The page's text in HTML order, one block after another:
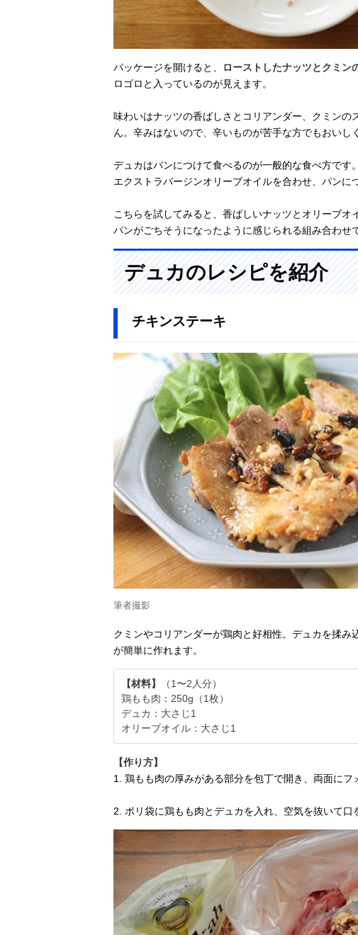
パッケージを開けると、 ローストしたナッツとクミン
ロゴロと入っているのが見えます。
味わいはナッツの香ばしさとコリアンダー、クミン
ん。辛みはないので、辛いものが苦手な方でもおいし
デュカはパンにつけて食べるのが一般的な食べ方で
エクストラバージンオリーブオイルを合わせ、パンに
こちらを試してみると、香ばしいナッツとオリーブ
パンがごちそうになったように感じられる組み合わせ
デュカのレシピを紹介
チキンステーキ
筆者撮影
クミンやコリアンダーが鶏肉と好相性。デュカを揉み
が簡単に作れます。
【材料】
（1〜2人分）
鶏もも肉：250g（1枚）
デュカ：大さじ1
オリーブオイル：大さじ1
【作り方】
1. 鶏もも肉の厚みがある部分を包丁で開き、両面にフ
2. ポリ袋に鶏もも肉とデュカを入れ、空気を抜いて口